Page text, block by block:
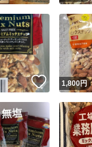
いいね！
1,800円